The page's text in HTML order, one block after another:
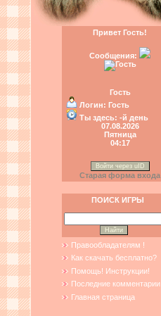
Привет Гость!
Сообщения:
Гость
Логин: Гость
Ты здесь: -й день
07.08.2026
Пятница
04:17
Войти через uID
Старая форма входа
ПОИСК ИГРЫ
Правообладателям !
Как скачать бесплатно?
Помощь! Инструкции!
Последние комментарии
Главная страница